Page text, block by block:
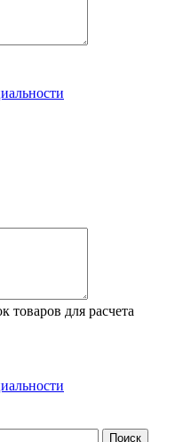
товаров для расчета